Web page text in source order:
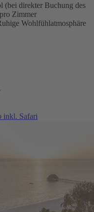
(bei direkter Buchung des
Zimmer
Wohlfühlatmosphäre
inkl. Safari